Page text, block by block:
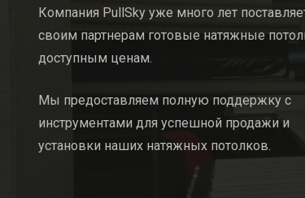
Компания PullSky уже много лет
своим партнерам готовые натяжные
доступным ценам.
Мы предоставляем полную поддержку с
инструментами для успешной продажи и
установки наших натяжных потолков.